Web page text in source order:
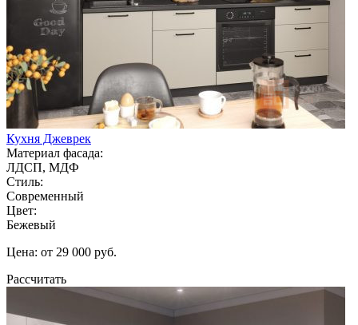
Кухня Джеврек
Материал фасада:
ЛДСП, МДФ
Стиль:
Современный
Цвет:
Бежевый
Цена: от 29 000 руб.
Рассчитать